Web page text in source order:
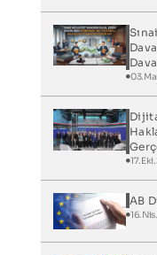
AB